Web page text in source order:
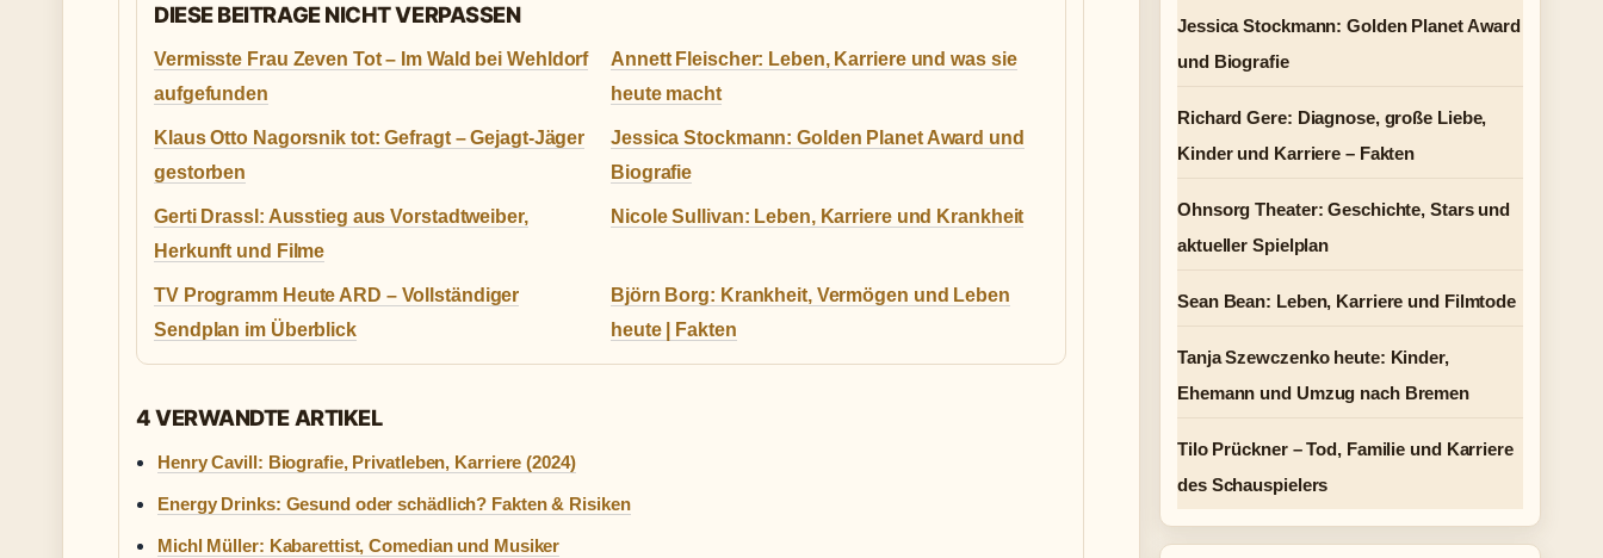
DIESE BEITRAGE NICHT VERPASSEN
Vermisste Frau Zeven Tot – Im Wald bei Wehldorf
aufgefunden
Annett Fleischer: Leben, Karriere und was sie
heute macht
Klaus Otto Nagorsnik tot: Gefragt – Gejagt-Jäger
gestorben
Jessica Stockmann: Golden Planet Award und
Biografie
Gerti Drassl: Ausstieg aus Vorstadtweiber,
Herkunft und Filme
Nicole Sullivan: Leben, Karriere und Krankheit
TV Programm Heute ARD – Vollständiger
Sendplan im Überblick
Björn Borg: Krankheit, Vermögen und Leben
heute | Fakten
4 VERWANDTE ARTIKEL
Henry Cavill: Biografie, Privatleben, Karriere (2024)
Energy Drinks: Gesund oder schädlich? Fakten & Risiken
Michl Müller: Kabarettist, Comedian und Musiker
Jessica Stockmann: Golden Planet Award
und Biografie
Richard Gere: Diagnose, große Liebe,
Kinder und Karriere – Fakten
Ohnsorg Theater: Geschichte, Stars und
aktueller Spielplan
Sean Bean: Leben, Karriere und Filmtode
Tanja Szewczenko heute: Kinder,
Ehemann und Umzug nach Bremen
Tilo Prückner – Tod, Familie und Karriere
des Schauspielers